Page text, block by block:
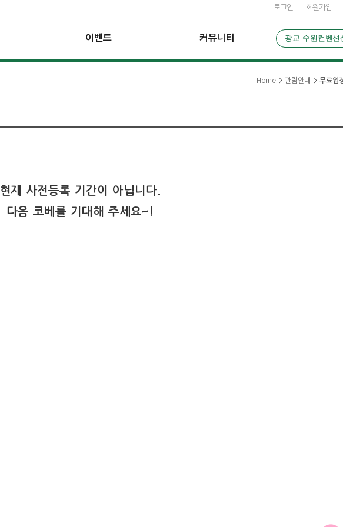
로그인 회원가입
광교 수원컨벤션
이벤트 커뮤니티
Home>관람안내 >무료입
현재 사전등록 기간이 아닙니다.
다음 코베를 기대해 주세요~!